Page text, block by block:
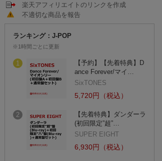
楽天アフィリエイトのリンクを作成
不適切な商品を報告
ランキング：J-POP
※1時間ごとに更新
1
【予約】【先着特典】D
ance Forever/マイ…
SixTONES
5,720円（税込）
2
【先着特典】ダンダーラ
(初回限定”超”…
SUPER EIGHT
6,930円（税込）